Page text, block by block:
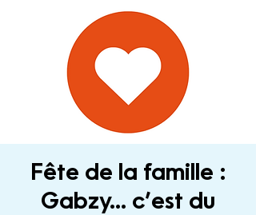
Fête de la famille :
Gabzy... c’est du